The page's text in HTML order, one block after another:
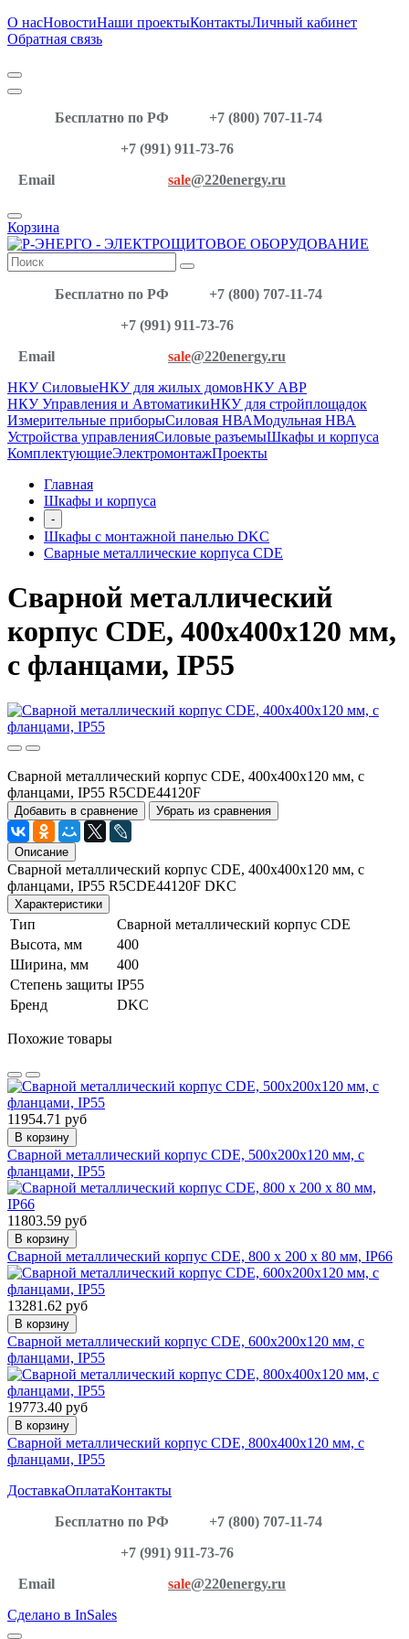
О насНовостиНаши проектыКонтактыЛичный кабинет
Обратная связь
Бесплатно по РФ
+7 (800) 707-11-74
+7 (991) 911-73-76
Email
sale@220energy.ru
Корзина
Бесплатно по РФ
+7 (800) 707-11-74
+7 (991) 911-73-76
Email
sale@220energy.ru
НКУ СиловыеНКУ для жилых домовНКУ АВР
НКУ Управления и АвтоматикиНКУ для стройплощадок
Измерительные приборыСиловая НВАМодульная НВА
Устройства управленияСиловые разъемыШкафы и корпуса
КомплектующиеЭлектромонтажПроекты
Главная
Шкафы и корпуса
-
Шкафы с монтажной панелью DKC
Сварные металлические корпуса CDE
Сварной металлический
корпус CDE, 400х400х120 мм,
с фланцами, IP55
Сварной металлический корпус CDE, 400х400х120 мм, с
фланцами, IP55 R5CDE44120F
Добавить в сравнение Убрать из сравнения
Описание
Сварной металлический корпус CDE, 400х400х120 мм, с
фланцами, IP55 R5CDE44120F DKC
Характеристики
Тип
Сварной металлический корпус CDE
Высота, мм
400
Ширина, мм
400
Степень защиты IP55
Бренд
DKC
Похожие товары
11954.71 руб
В корзину
Сварной металлический корпус CDE, 500х200х120 мм, с
фланцами, IP55
11803.59 руб
В корзину
Сварной металлический корпус CDE, 800 x 200 x 80 мм, IP66
13281.62 руб
В корзину
Сварной металлический корпус CDE, 600х200х120 мм, с
фланцами, IP55
19773.40 руб
В корзину
Сварной металлический корпус CDE, 800х400х120 мм, с
фланцами, IP55
ДоставкаОплатаКонтакты
Бесплатно по РФ
+7 (800) 707-11-74
+7 (991) 911-73-76
Email
sale@220energy.ru
Сделано в InSales